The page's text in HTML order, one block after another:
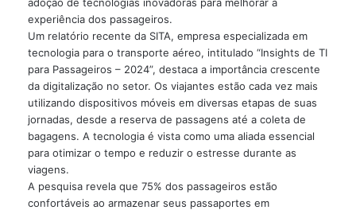
experiência dos passageiros.
Um relatório recente da SITA, empresa especializada em
tecnologia para o transporte aéreo, intitulado “Insights de TI
para Passageiros – 2024”, destaca a importância crescente
da digitalização no setor. Os viajantes estão cada vez mais
utilizando dispositivos móveis em diversas etapas de suas
jornadas, desde a reserva de passagens até a coleta de
bagagens. A tecnologia é vista como uma aliada essencial
para otimizar o tempo e reduzir o estresse durante as
viagens.
A pesquisa revela que 75% dos passageiros estão
confortáveis ​​ao armazenar seus passaportes em